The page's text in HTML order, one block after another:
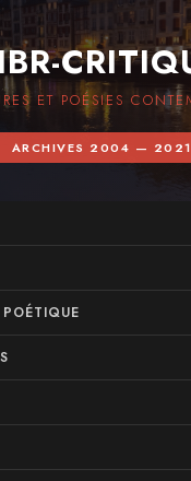
ET POÉSIES
ARCHIVES 2004 — 2021